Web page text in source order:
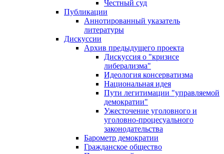
Честный суд
Публикации
Аннотированный указатель
литературы
Дискуссии
Архив предыдущего проекта
Дискуссия о "кризисе
либерализма"
Идеология консерватизма
Национальная идея
Пути легитимации "управляемой
демократии"
Ужесточение уголовного и
уголовно-процесуального
законодательства
Барометр демократии
Гражданское общество